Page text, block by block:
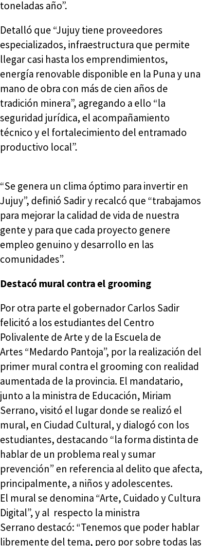
toneladas año”.
Detalló que “Jujuy tiene proveedores
especializados, infraestructura que permite
llegar casi hasta los emprendimientos,
energía renovable disponible en la Puna y una
mano de obra con más de cien años de
tradición minera”, agregando a ello “la
seguridad jurídica, el acompañamiento
técnico y el fortalecimiento del entramado
productivo local”.
“Se genera un clima óptimo para invertir en
Jujuy”, definió Sadir y recalcó que “trabajamos
para mejorar la calidad de vida de nuestra
gente y para que cada proyecto genere
empleo genuino y desarrollo en las
comunidades”.
Destacó mural contra el grooming
Por otra parte el gobernador Carlos Sadir
felicitó a los estudiantes del Centro
Polivalente de Arte y de la Escuela de
Artes “Medardo Pantoja”, por la realización del
primer mural contra el grooming con realidad
aumentada de la provincia. El mandatario,
junto a la ministra de Educación, Miriam
Serrano, visitó el lugar donde se realizó el
mural, en Ciudad Cultural, y dialogó con los
estudiantes, destacando “la forma distinta de
hablar de un problema real y sumar
prevención” en referencia al delito que afecta,
principalmente, a niños y adolescentes.
El mural se denomina “Arte, Cuidado y Cultura
Digital”, y al respecto la ministra
Serrano destacó: “Tenemos que poder hablar
libremente del tema, pero por sobre todas las